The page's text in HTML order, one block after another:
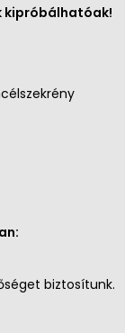
kipróbálhatóak!
biztosítunk.